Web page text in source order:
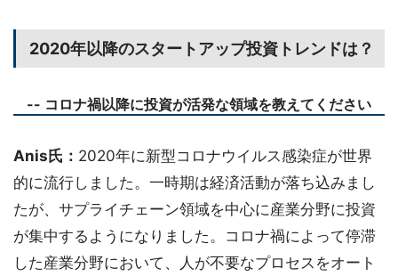
2020年以降のスタートアップ投資トレンドは？
-- コロナ禍以降に投資が活発な領域を教えてください
Anis氏： 2020年に新型コロナウイルス感染症が世界
的に流行しました。一時期は経済活動が落ち込みまし
たが、サプライチェーン領域を中心に産業分野に投資
が集中するようになりました。コロナ禍によって停滞
した産業分野において、人が不要なプロセスをオート